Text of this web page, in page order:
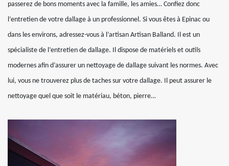
passerez de bons moments avec la famille, les amies… Confiez donc
l’entretien de votre dallage à un professionnel. Si vous êtes à Epinac ou
dans les environs, adressez-vous à l’artisan Artisan Balland. Il est un
spécialiste de l’entretien de dallage. Il dispose de matériels et outils
modernes afin d’assurer un nettoyage de dallage suivant les normes. Avec
lui, vous ne trouverez plus de taches sur votre dallage. Il peut assurer le
nettoyage quel que soit le matériau, béton, pierre…